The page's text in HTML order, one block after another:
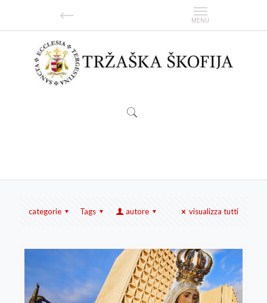
categorie Tags autore visualizza tutti